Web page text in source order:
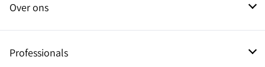
Over ons
Professionals